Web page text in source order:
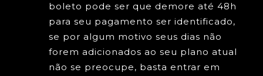
boleto pode ser que demore até 48h
para seu pagamento ser identificado,
se por algum motivo seus dias não
forem adicionados ao seu plano atual
não se preocupe, basta entrar em